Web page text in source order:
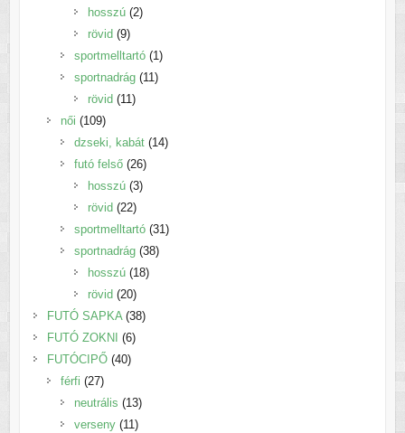
termék
hosszú 22
rövid 99
termék
sportmelltartó 11
termék
sportnadrág 1111
rövid 1111
női 109109
termék
dzseki, kabát 1414
futó felső 2626
termék
hosszú 33
rövid 2222
termék
sportmelltartó 3131
sportnadrág 3838
hosszú 1818
rövid 2020
termék
FUTÓ SAPKA 3838
FUTÓ ZOKNI 66
termék
FUTÓCIPŐ 4040
férfi 2727
termék
neutrális 1313
termék
verseny 1111